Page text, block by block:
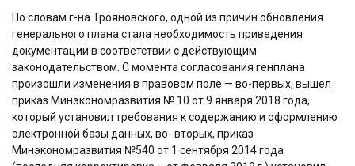
По словам г-на Трояновского, одной из причин обновления
генерального плана стала необходимость приведения
документации в соответствии с действующим
законодательством. С момента согласования генплана
произошли изменения в правовом поле — во-первых, вышел
приказ Минэкономразвития № 10 от 9 января 2018 года,
который установил требования к содержанию и оформлению
электронной базы данных, во- вторых, приказ
Минэкономразвития №540 от 1 сентября 2014 года